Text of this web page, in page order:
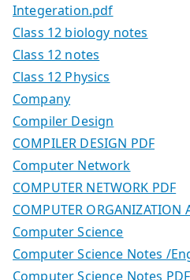
Integeration.pdf
Class 12 biology notes
Class 12 notes
Class 12 Physics
Company
Compiler Design
COMPILER DESIGN PDF
Computer Network
COMPUTER NETWORK PDF
COMPUTER ORGANIZATION
Computer Science
Computer Science Notes /
Computer Science Notes